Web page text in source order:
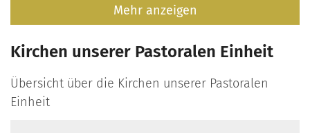
Mehr anzeigen
Kirchen unserer Pastoralen Einheit
Übersicht über die Kirchen unserer Pastoralen
Einheit